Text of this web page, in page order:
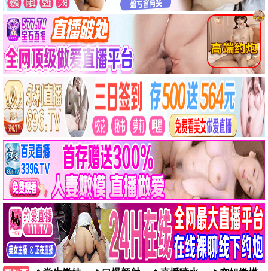
月下情深
爱情 / 文艺 / 高清
喜剧
今夜逗乐
喜剧 / 生活 / 高清